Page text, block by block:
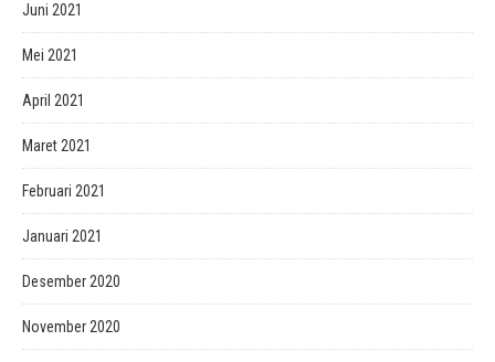
Juni 2021
Mei 2021
April 2021
Maret 2021
Februari 2021
Januari 2021
Desember 2020
November 2020